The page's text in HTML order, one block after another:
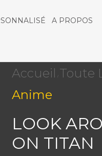
A PROPOS
Accueil / Toute
Anime
LOOK
ON TITAN
quantité
de
Look
around,